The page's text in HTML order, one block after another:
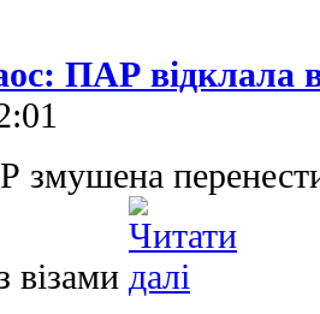
ПАР відклала
змушена
візами